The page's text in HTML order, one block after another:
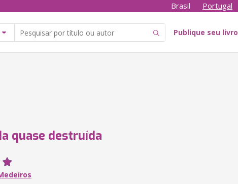
Brasil Portugal
Publique seu livro
quase destruída